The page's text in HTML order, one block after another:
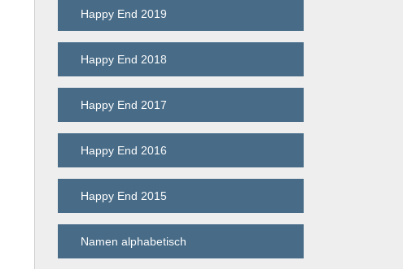
Happy End 2019
Happy End 2018
Happy End 2017
Happy End 2016
Happy End 2015
Namen alphabetisch